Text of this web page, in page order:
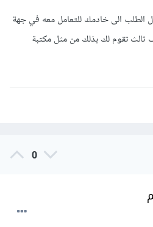
الطلب الى خادمك للتعامل معه في جهة
تقوم لك بذلك من مثل مكتبة
0